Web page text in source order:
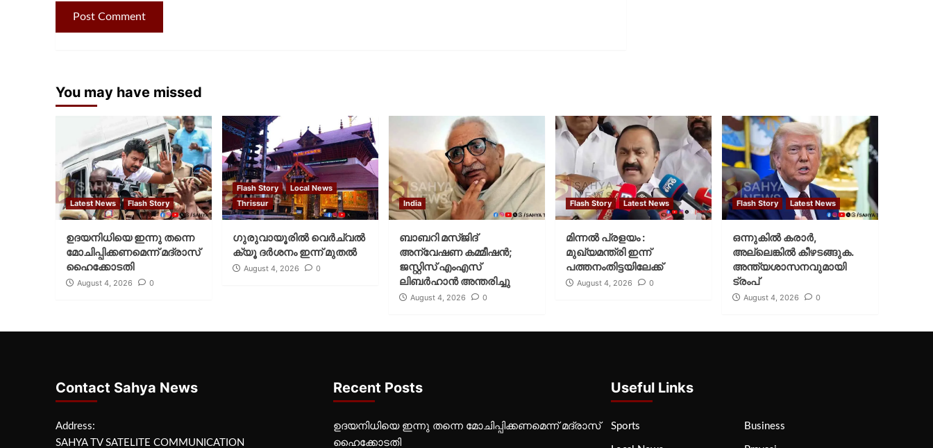
You may have missed
Latest News Flash Story
ഉദയനിധിയെ ഇന്നു തന്നെ
മോചിപ്പിക്കണമെന്ന് മദ്രാസ്
ഹൈക്കോടതി
August 4, 2026 0
Flash Story
Local News
Thrissur
ഗുരുവായൂരില്‍ വെര്‍ച്വല്‍
ക്യൂ ദര്‍ശനം ഇന്ന് മുതല്‍
August 4, 2026 0
India
ബാബറി മസ്ജിദ്
അന്വേഷണ കമ്മീഷന്‍;
ജസ്റ്റിസ് എംഎസ്
ലിബര്‍ഹാന്‍ അന്തരിച്ചു
August 4, 2026 0
Flash Story Latest News
മിന്നല്‍ പ്രളയം :
മുഖ്യമന്ത്രി ഇന്ന്
പത്തനംതിട്ടയിലേക്ക്
August 4, 2026 0
Flash Story Latest News
ഒന്നുകില്‍ കരാര്‍,
അല്ലെങ്കില്‍ കീഴടങ്ങുക.
അന്ത്യശാസനവുമായി
ട്രംപ്
August 4, 2026 0
Contact Sahya News
Address:
SAHYA TV SATELITE COMMUNICATION
Recent Posts
ഉദയനിധിയെ ഇന്നു തന്നെ മോചിപ്പിക്കണമെന്ന് മദ്രാസ്
ഹൈക്കോടതി
Useful Links
Sports Business